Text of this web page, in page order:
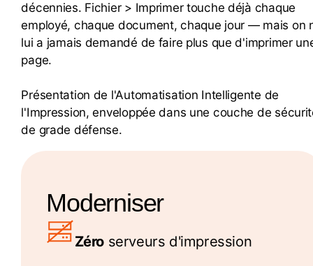
décennies. Fichier > Imprimer touche déjà chaque
employé, chaque document, chaque jour — mais on
lui a jamais demandé de faire plus que d'imprimer
page.
Présentation de l'Automatisation Intelligente de
l'Impression, enveloppée dans une couche de
de grade défense.
Moderniser
Zéroserveurs d'impression